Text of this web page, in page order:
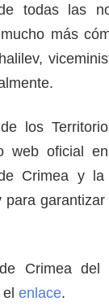
todas las
más
los
web oficial
Crimea y
Crimea
enlace.